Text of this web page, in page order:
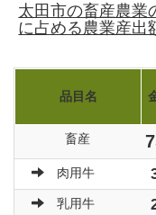
太田市の畜産農業
に占める農業産出
品目名
畜産
肉用牛
乳用牛